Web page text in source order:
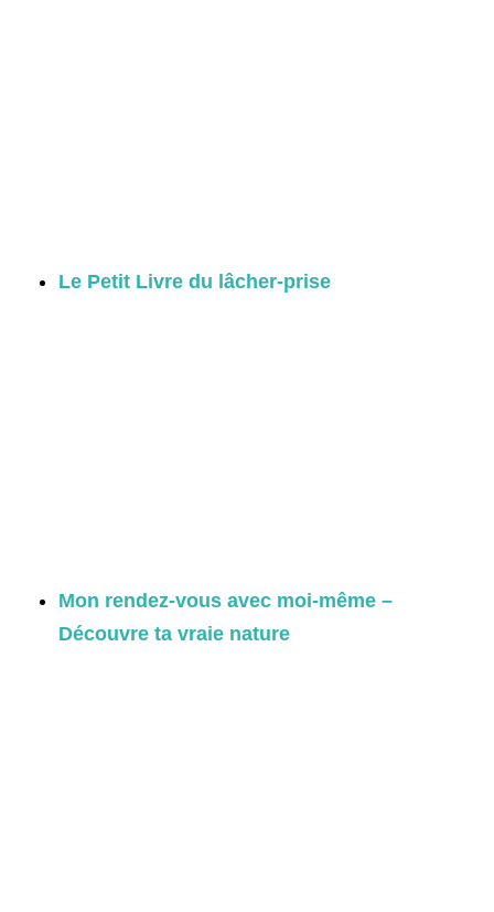
Le Petit Livre du lâcher-prise
Mon rendez-vous avec moi-même –
Découvre ta vraie nature